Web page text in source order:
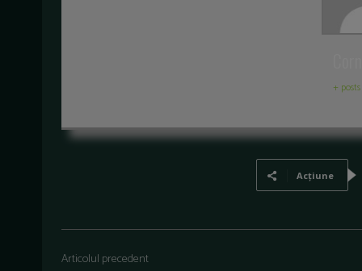
+ posts
Acțiune
Articolul precedent